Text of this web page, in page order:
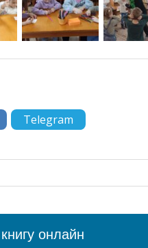
Telegram
онлайн